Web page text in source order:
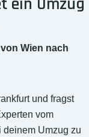
Wien nach
und fragst
vom
deinem Umzug zu